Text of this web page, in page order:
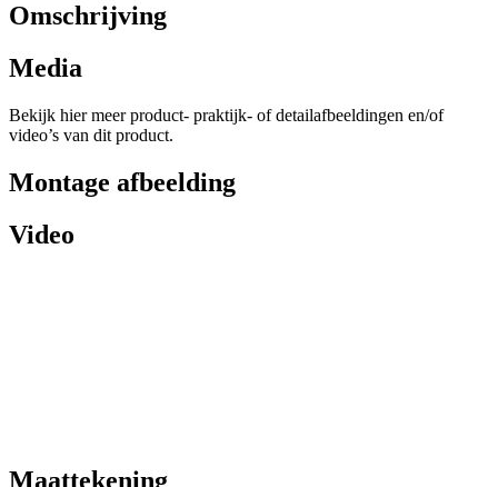
Omschrijving
Media
Bekijk hier meer product- praktijk- of detailafbeeldingen en/of
video’s van dit product.
Montage afbeelding
Video
Maattekening